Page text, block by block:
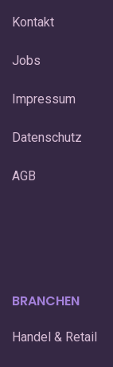
Kontakt
Jobs
Impressum
Datenschutz
AGB
BRANCHEN
Handel & Retail